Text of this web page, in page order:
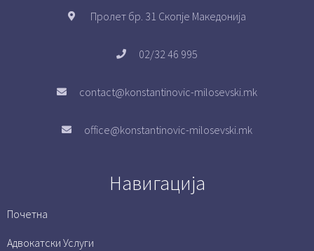
Пролет бр. 31 Скопје Македонија
02/32 46 995
contact@konstantinovic-milosevski.mk
office@konstantinovic-milosevski.mk
Навигација
Почетна
Адвокатски Услуги